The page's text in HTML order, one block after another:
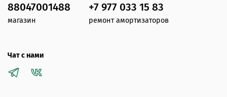
88047001488
магазин
+7 977 033 15 83
ремонт амортизаторов
Чат с нами